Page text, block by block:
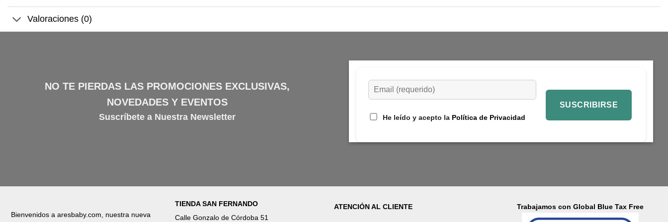
Valoraciones (0)
NO TE PIERDAS LAS PROMOCIONES EXCLUSIVAS,
NOVEDADES Y EVENTOS
Suscríbete a Nuestra Newsletter He leído y acepto la Política de Privacidad
Bienvenidos a aresbaby.com, nuestra nueva
TIENDA SAN FERNANDO
Calle Gonzalo de Córdoba 51
ATENCIÓN AL CLIENTE Trabajamos con Global Blue Tax Free